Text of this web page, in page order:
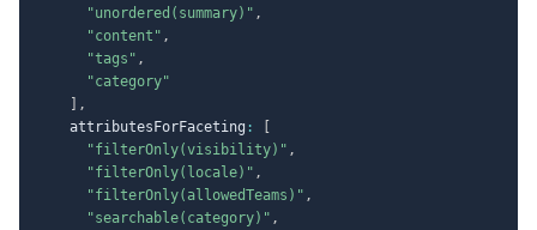
"unordered(summary)" ,
"content" ,
"tags" ,
"category"
,
    attributesForFaceting
:
"filterOnly(visibility)" ,
"filterOnly(locale)" ,
"filterOnly(allowedTeams)" ,
"searchable(category)" ,